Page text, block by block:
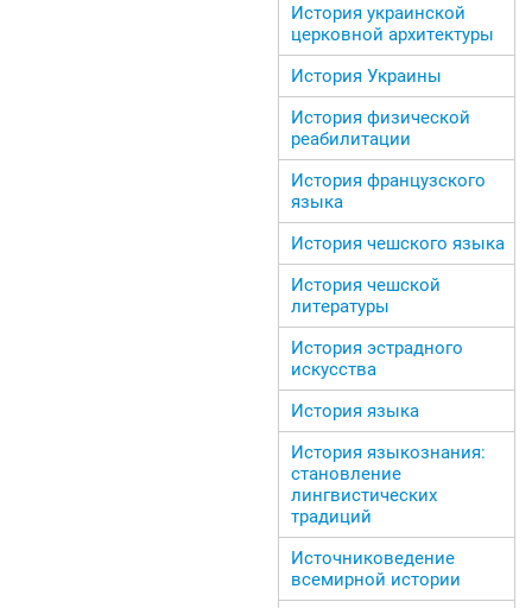
История украинской
церковной архитектуры
История Украины
История физической
реабилитации
История французского
языка
История чешского языка
История чешской
литературы
История эстрадного
искусства
История языка
История языкознания:
становление
лингвистических
традиций
Источниковедение
всемирной истории